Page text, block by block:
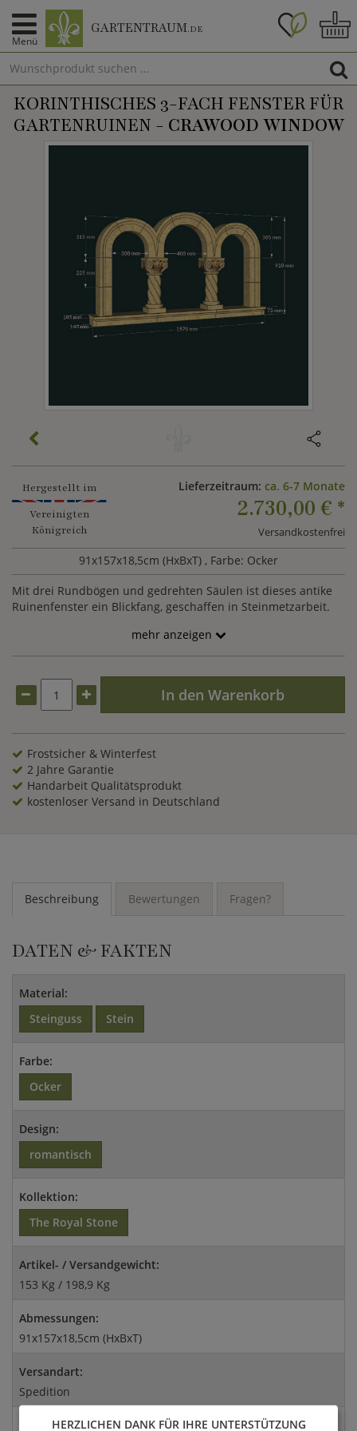
Menü
GARTENTRAUM.DE
KORINTHISCHES 3-FACH FENSTER FÜR
GARTENRUINEN - CRAWOOD WINDOW
Hergestellt im
Vereinigten
Königreich
Lieferzeitraum: ca. 6-7 Monate
2.730,00 € *
Versandkostenfrei
91x157x18,5cm (HxBxT) , Farbe: Ocker
Mit drei Rundbögen und gedrehten Säulen ist dieses antike
Ruinenfenster ein Blickfang, geschaffen in Steinmetzarbeit.
mehr anzeigen
In den Warenkorb
Frostsicher & Winterfest
2 Jahre Garantie
Handarbeit Qualitätsprodukt
kostenloser Versand in Deutschland
Beschreibung Bewertungen Fragen?
DATEN & FAKTEN
Material:
Steinguss
Stein
Farbe:
Ocker
Design:
romantisch
Kollektion:
The Royal Stone
Artikel- / Versandgewicht:
153 Kg / 198,9 Kg
Abmessungen:
91x157x18,5cm (HxBxT)
Versandart:
Spedition
HERZLICHEN DANK FÜR IHRE UNTERSTÜTZUNG